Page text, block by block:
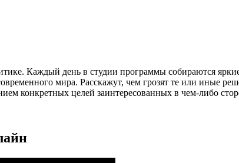
Каждый день в студии программы собираются
мира. Расскажут, чем грозят те или иные
конкретных целей заинтересованных в чем-либо